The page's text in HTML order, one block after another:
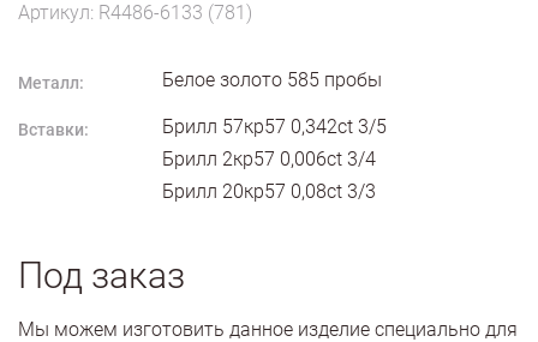
Артикул: R4486-6133 (781)
Металл: Белое золото 585 пробы
Вставки:
Брилл 57кр57 0,342ct 3/5
Брилл 2кр57 0,006ct 3/4
Брилл 20кр57 0,08ct 3/3
Под заказ
Мы можем изготовить данное изделие специально для